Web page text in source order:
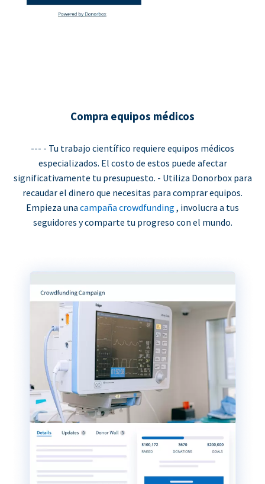
Compra equipos médicos
--- - Tu trabajo científico requiere equipos médicos
especializados. El costo de estos puede afectar
significativamente tu presupuesto. - Utiliza Donorbox para
recaudar el dinero que necesitas para comprar equipos.
Empieza una campaña crowdfunding , involucra a tus
seguidores y comparte tu progreso con el mundo.